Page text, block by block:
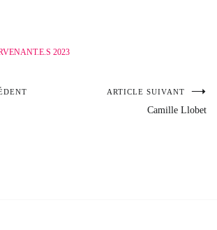
2023
ARTICLE SUIVANT
Camille Llobet